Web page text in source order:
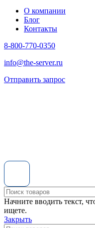
О компании
Блог
Контакты
8-800-770-0350
info@the-server.ru
Отправить запрос
Начните вводить текст,
ищете.
Закрыть